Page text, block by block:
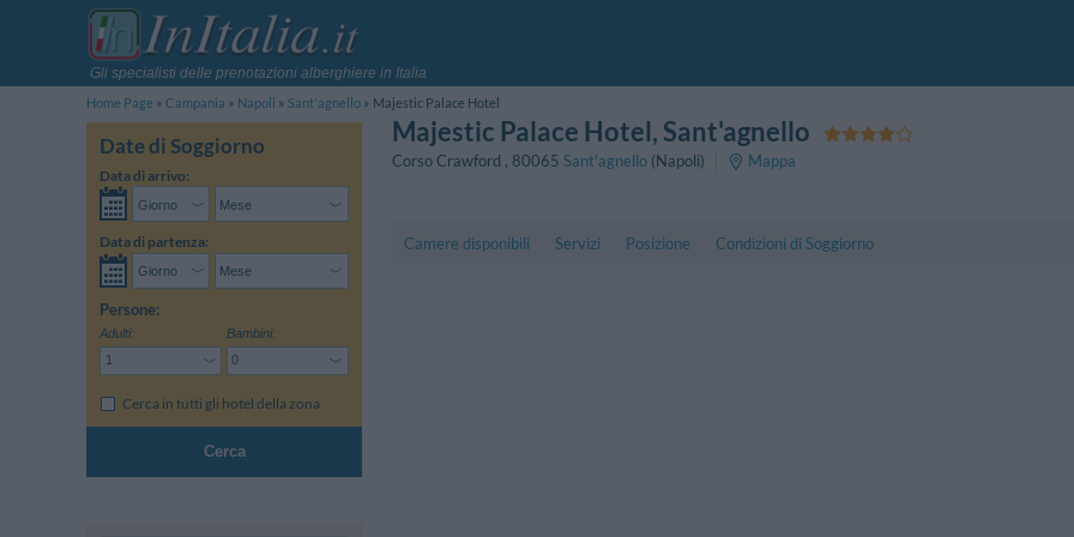
Gli specialisti delle prenotazioni alberghiere in Italia
Home Page
Campania Napoli Sant'agnello Majestic Palace Hotel
Date di Soggiorno
Data di arrivo:
Data di partenza:
Persone:
Adulti: Bambini:
Cerca in tutti gli hotel della zona
Cerca
Majestic Palace Hotel, Sant'agnello
Corso Crawford , 80065 Sant'agnello (Napoli) Mappa
Camere disponibili Servizi Posizione Condizioni di Soggiorno